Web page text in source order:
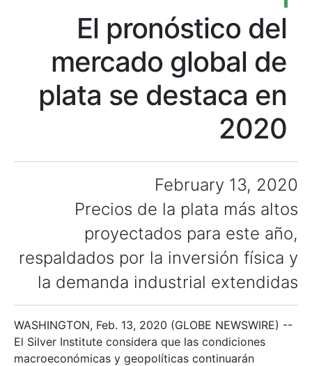
El pronóstico del
mercado global de
plata se destaca en
2020
February 13, 2020
Precios de la plata más altos
proyectados para este año,
respaldados por la inversión física y
la demanda industrial extendidas
WASHINGTON, Feb. 13, 2020 (GLOBE NEWSWIRE) --
El Silver Institute considera que las condiciones
macroeconómicas y geopolíticas continuarán